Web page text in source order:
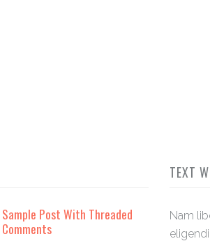
Sample Post With Threaded
Comments
TEXT
Nam